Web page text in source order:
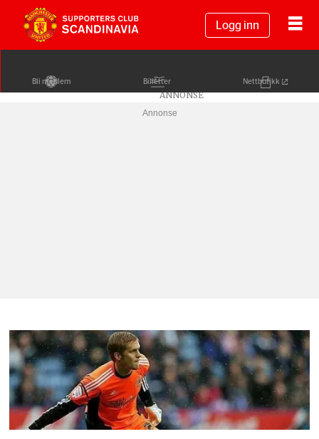
Logg inn
Bli medlem Billetter Nettbutikk
Annonse